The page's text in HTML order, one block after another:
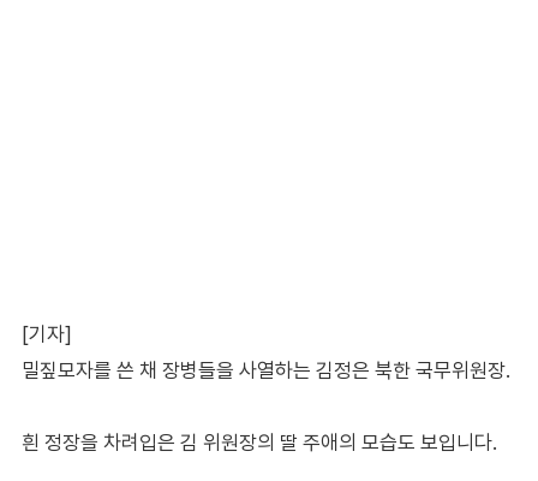
[기자]
밀짚모자를 쓴 채 장병들을 사열하는 김정은 북한 국무위원장.
흰 정장을 차려입은 김 위원장의 딸 주애의 모습도 보입니다.